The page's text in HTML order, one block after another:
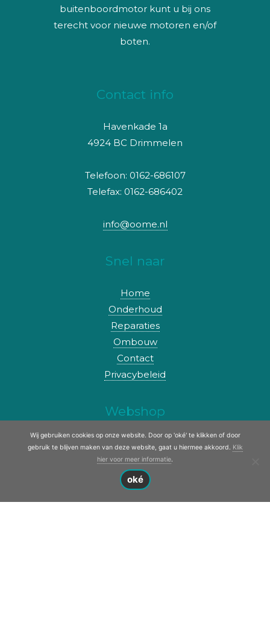
buitenboordmotor kunt u bij ons
terecht voor nieuwe motoren en/of
boten.
Contact info
Havenkade 1a
4924 BC Drimmelen
Telefoon: 0162-686107
Telefax: 0162-686402
info@oome.nl
Snel naar
Home
Onderhoud
Reparaties
Ombouw
Contact
Privacybeleid
Webshop
Onderzoek naar onderdelen? Ga ook
eens naar onze webshop!
naar webshop
Wij gebruiken cookies op onze website. Door op 'oké' te klikken of door
gebruik te blijven maken van deze website, gaat u hiermee akkoord. Klik
hier voor meer informatie.
oké